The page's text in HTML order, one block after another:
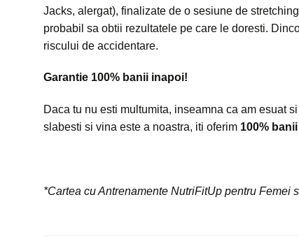
Jacks, alergat), finalizate de o sesiune de
probabil sa obtii rezultatele pe care le doresti.
riscului de accidentare.
Garantie 100% banii inapoi!
Daca tu nu esti multumita, inseamna ca am esuat
slabesti si vina este a noastra, iti oferim 100%
*Cartea cu Antrenamente NutriFitUp pentru Femei